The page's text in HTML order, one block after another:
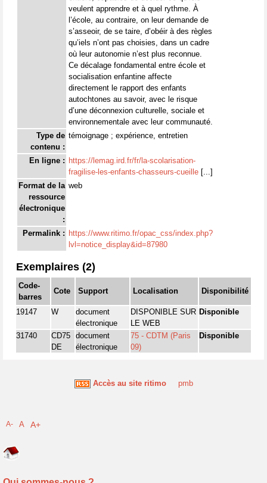
veulent apprendre et à quel rythme. À
l’école, au contraire, on leur demande de
s’asseoir, de se taire, d’obéir à des règles
qu’iels n’ont pas choisies, dans un cadre
où leur autonomie n’est plus reconnue.
Ce décalage fondamental entre école et
socialisation enfantine affecte
directement le rapport des enfants
autochtones au savoir, avec le risque
d’une déconnexion culturelle, sociale et
environnementale avec leur communauté.
Type de
contenu :
témoignage ; expérience, entretien
En ligne : https://lemag.ird.fr/fr/la-scolarisation-
fragilise-les-enfants-chasseurs-cueille [...]
Format de la
ressource
électronique
:
web
Permalink : https://www.ritimo.fr/opac_css/index.php?
lvl=notice_display&id=87980
Exemplaires (2)
Code-
barres
Cote Support Localisation Disponibilité
19147 W
document
électronique
DISPONIBLE SUR
LE WEB
Disponible
31740
CD75
DE
document
électronique
75 - CDTM (Paris
09)
Disponible
Accès au site ritimo pmb
A- A A+